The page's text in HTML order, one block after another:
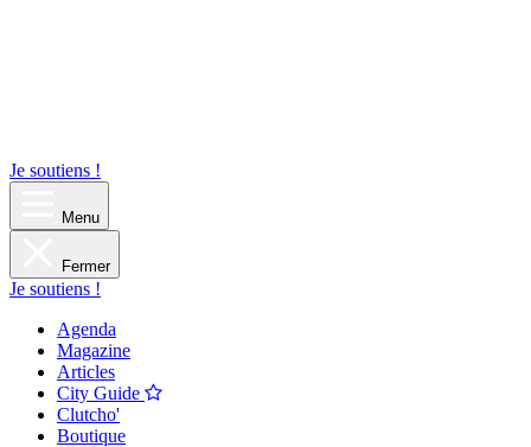
Je soutiens !
Menu
Fermer
Je soutiens !
Agenda
Magazine
Articles
City Guide
Clutcho'
Boutique